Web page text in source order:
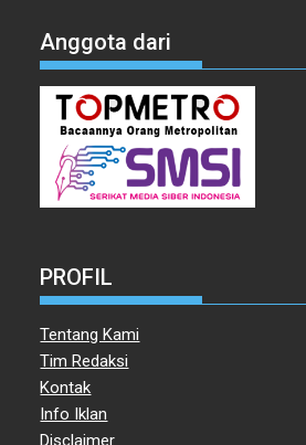
Anggota dari
PROFIL
Tentang Kami
Tim Redaksi
Kontak
Info Iklan
Disclaimer